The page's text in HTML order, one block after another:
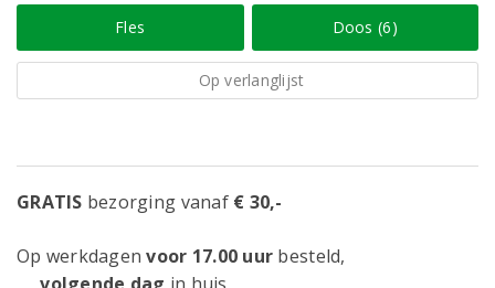
Fles Doos (6)
Op verlanglijst
GRATIS bezorging vanaf € 30,-
Op werkdagenvoor 17.00 uur besteld,